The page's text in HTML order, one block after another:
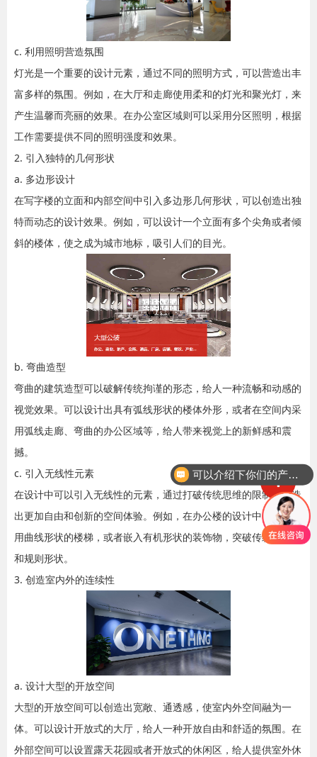
c. 利用照明营造氛围
灯光是一个重要的设计元素，通过不同的照明方式，可以营造出丰
富多样的氛围。例如，在大厅和走廊使用柔和的灯光和聚光灯，来
产生温馨而亮丽的效果。在办公室区域则可以采用分区照明，根据
工作需要提供不同的照明强度和效果。
2. 引入独特的几何形状
a. 多边形设计
在写字楼的立面和内部空间中引入多边形几何形状，可以创造出独
特而动态的设计效果。例如，可以设计一个立面有多个尖角或者倾
斜的楼体，使之成为城市地标，吸引人们的目光。
b. 弯曲造型
弯曲的建筑造型可以破解传统拘谨的形态，给人一种流畅和动感的
视觉效果。可以设计出具有弧线形状的楼体外形，或者在空间内采
用弧线走廊、弯曲的办公区域等，给人带来视觉上的新鲜感和震
撼。
c. 引入无线性元素
在设计中可以引入无线性的元素，通过打破传统思维的限制，创造
出更加自由和创新的空间体验。例如，在办公楼的设计中，可以使
用曲线形状的楼梯，或者嵌入有机形状的装饰物，突破传统的直线
和规则形状。
3. 创造室内外的连续性
a. 设计大型的开放空间
大型的开放空间可以创造出宽敞、通透感，使室内外空间融为一
体。可以设计开放式的大厅，给人一种开放自由和舒适的氛围。在
外部空间可以设置露天花园或者开放式的休闲区，给人提供室外休
可以介绍下你们的产品么